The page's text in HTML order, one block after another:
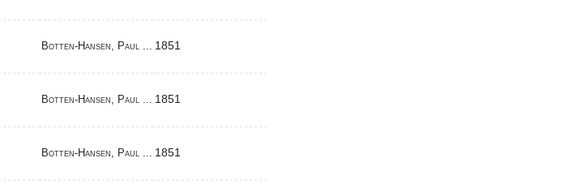
Botten-Hansen, Paul ... 1851
Botten-Hansen, Paul ... 1851
Botten-Hansen, Paul ... 1851